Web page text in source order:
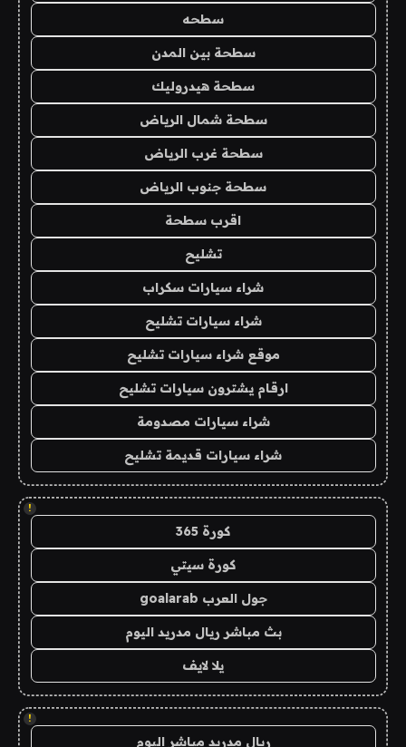
سطحه
سطحة بين المدن
سطحة هيدروليك
سطحة شمال الرياض
سطحة غرب الرياض
سطحة جنوب الرياض
اقرب سطحة
تشليح
شراء سيارات سكراب
شراء سيارات تشليح
موقع شراء سيارات تشليح
ارقام يشترون سيارات تشليح
شراء سيارات مصدومة
شراء سيارات قديمة تشليح
!
كورة 365
كورة سيتي
جول العرب goalarab
بث مباشر ريال مدريد اليوم
يلا لايف
!
ريال مدريد مباشر اليوم